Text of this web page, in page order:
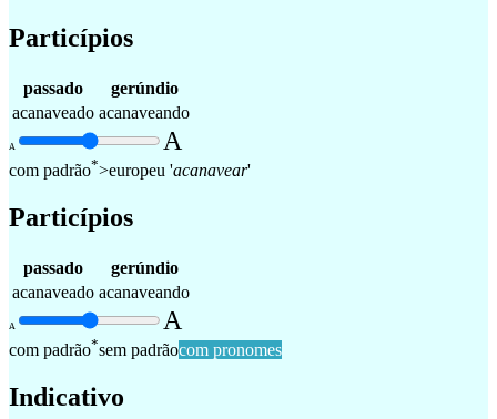
Particípios
passado
gerúndio
acanaveado acanaveando
A A
com padrão*>europeu 'acanavear'
Particípios
passado
gerúndio
acanaveado acanaveando
A A
com padrão*sem padrãocom pronomes
Indicativo